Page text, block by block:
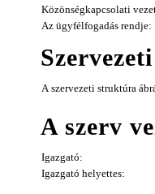
Közönségkapcsolati
Az ügyfélfogadás rendje:
A szervezeti struktúra
A szerv
Igazgató:
Igazgató helyettes: